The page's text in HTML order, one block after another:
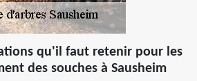
qu'il faut retenir pour les
des souches à Sausheim